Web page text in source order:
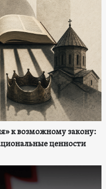
к возможному закону:
ценности